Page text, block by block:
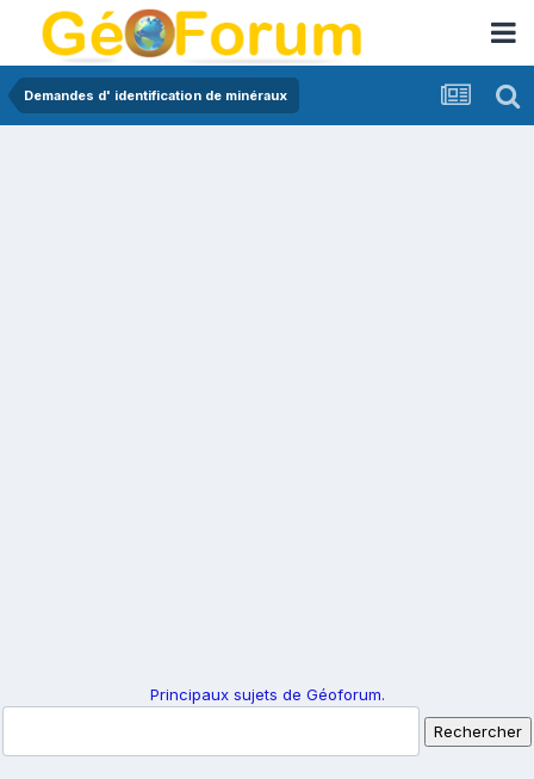
Demandes d' identification de minéraux
Principaux sujets de Géoforum.